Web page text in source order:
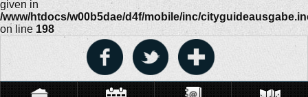
given in
/www/htdocs/w00b5dae/d4f/mobile/inc/
on line 198